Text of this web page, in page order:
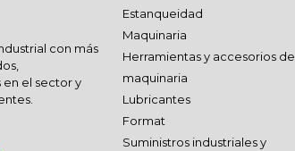
con más
el sector y
Estanqueidad
Maquinaria
Herramientas y accesorios de
maquinaria
Lubricantes
Format
Suministros industriales y